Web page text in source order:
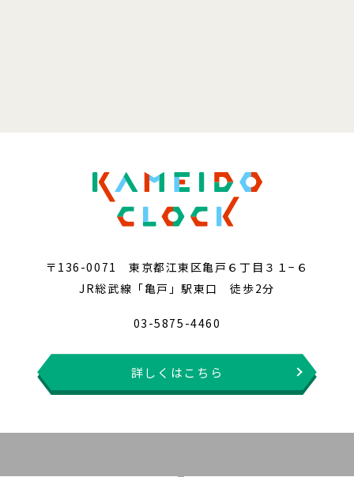
〒136-0071 東京都江東区亀戸６丁目３１−６
JR総武線「亀戸」駅東口 徒歩2分
03-5875-4460
詳しくはこちら